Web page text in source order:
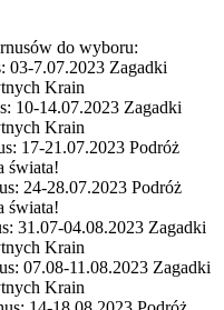
do wyboru:
03-7.07.2023 Zagadki
Krain
10-14.07.2023 Zagadki
Krain
17-21.07.2023 Podróż
świata!
24-28.07.2023 Podróż
świata!
31.07-04.08.2023 Zagadki
Krain
07.08-11.08.2023 Zagadki
Krain